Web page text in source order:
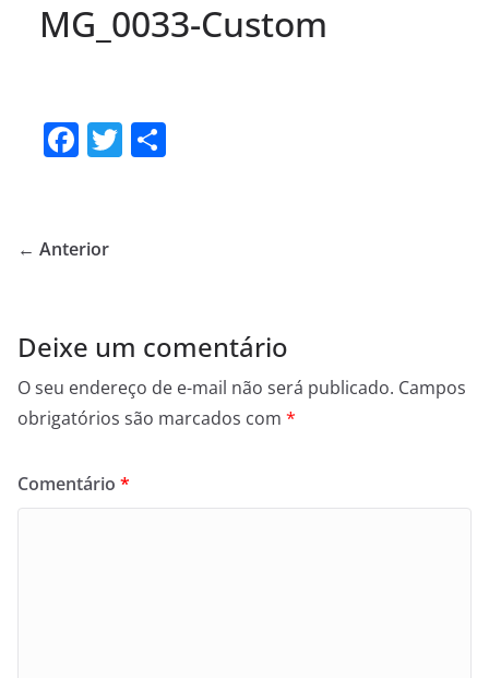
MG_0033-Custom
F
e
o
k
T
← Anterior
Deixe um comentário
O seu endereço de e-mail não será publicado. Campos
obrigatórios são marcados com *
Comentário *